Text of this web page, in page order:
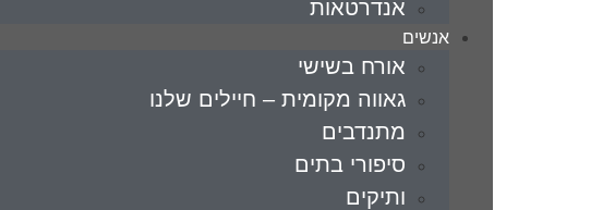
אנדרטאות
אנשים
אורח בשישי
גאווה מקומית – חיילים שלנו
מתנדבים
סיפורי בתים
ותיקים